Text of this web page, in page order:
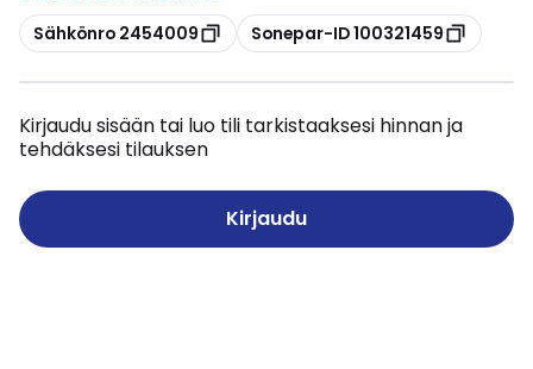
Kopioi
Sähkönro 2454009 Kopioi
Sonepar-ID 100321459
Kirjaudu sisään tai luo tili tarkistaaksesi hinnan ja
tehdäksesi tilauksen
Kirjaudu